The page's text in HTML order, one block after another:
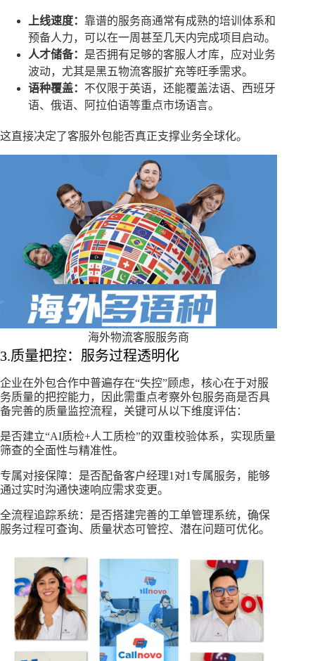
上线速度： 靠谱的服务商通常有成熟的培训体系和
预备人力，可以在一周甚至几天内完成项目启动。​
人才储备： 是否拥有足够的客服人才库，应对业务
波动，尤其是黑五物流客服扩充等旺季需求。​
语种覆盖： 不仅限于英语，还能覆盖法语、西班牙
语、俄语、阿拉伯语等重点市场语言。​
这直接决定了客服外包能否真正支撑业务全球化。
海外物流客服服务商
3.质量把控：服务过程透明化​
企业在外包合作中普遍存在“失控”顾虑，核心在于对服
务质量的把控能力，因此需重点考察外包服务商是否具
备完善的质量监控流程，关键可从以下维度评估：
是否建立“AI质检+人工质检”的双重校验体系，实现质量
筛查的全面性与精准性。​
专属对接保障：是否配备客户经理1对1专属服务，能够
通过实时沟通快速响应需求变更。
全流程追踪系统：是否搭建完善的工单管理系统，确保
服务过程可查询、质量状态可管控、潜在问题可优化。​